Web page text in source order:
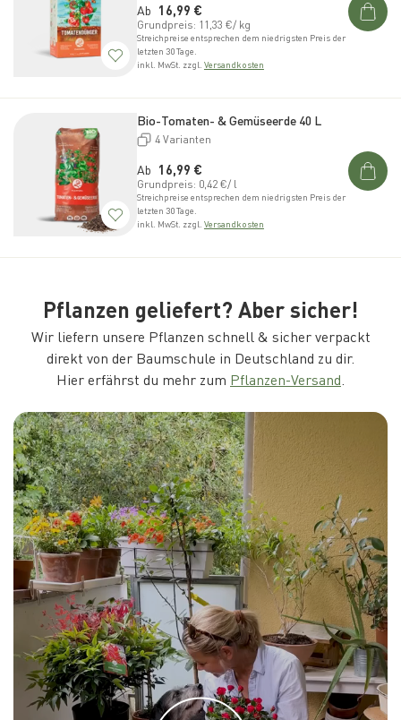
Ab Normaler Preis
16,99 €
Grundpreis: 11,33 €/ kg
Streichpreise entsprechen dem niedrigsten Preis der
letzten 30 Tage.
inkl. MwSt. zzgl. Versandkosten
Bio-Tomaten- & Gemüseerde 40 L
4 Varianten
Ab Normaler Preis
16,99 €
Grundpreis: 0,42 €/ l
Streichpreise entsprechen dem niedrigsten Preis der
letzten 30 Tage.
inkl. MwSt. zzgl. Versandkosten
Pflanzen geliefert? Aber sicher!
Wir liefern unsere Pflanzen schnell & sicher verpackt
direkt von der Baumschule in Deutschland zu dir.
Hier erfährst du mehr zum Pflanzen-Versand.